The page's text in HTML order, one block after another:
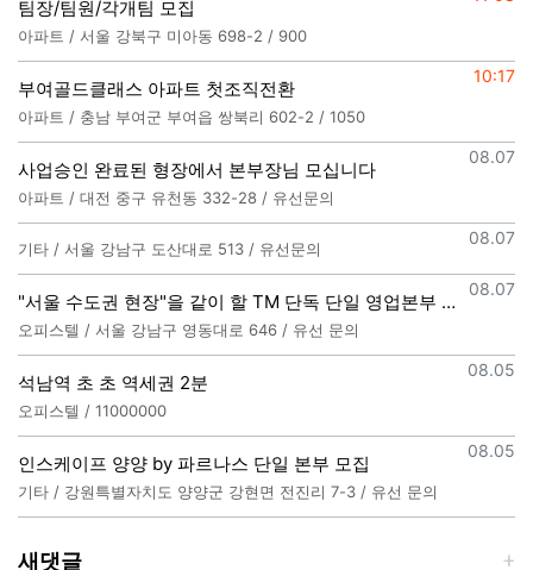
팀장/팀원/각개팀 모집
아파트 / 서울 강북구 미아동 698-2 / 900
등록일
10:17
부여골드클래스 아파트 첫조직전환
아파트 / 충남 부여군 부여읍 쌍북리 602-2 / 1050
등록일
08.07
사업승인 완료된 형장에서 본부장님 모십니다
아파트 / 대전 중구 유천동 332-28 / 유선문의
등록일
08.07
기타 / 서울 강남구 도산대로 513 / 유선문의
등록일
08.07
"서울 수도권 현장"을 같이 할 TM 단독 단일 영업본부 팀 선착순 모집
오피스텔 / 서울 강남구 영동대로 646 / 유선 문의
등록일
08.05
석남역 초 초 역세권 2분
오피스텔 / 11000000
등록일
08.05
인스케이프 양양 by 파르나스 단일 본부 모집
기타 / 강원특별자치도 양양군 강현면 전진리 7-3 / 유선 문의
새댓글